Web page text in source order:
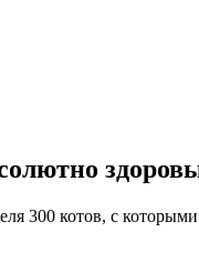
300 котов, с